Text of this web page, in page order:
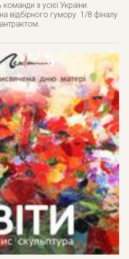
з усієї України.
відбірного гумору. 1/8 фіналу